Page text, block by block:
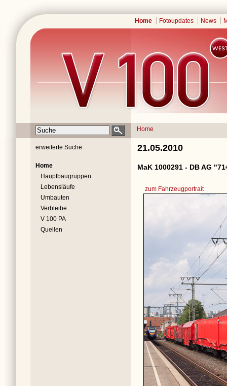
Home Fotoupdates News
Home
erweiterte Suche
Home
Hauptbaugruppen
Lebensläufe
Umbauten
Verbleibe
V 100 PA
Quellen
21.05.2010
MaK 1000291 - DB AG
zum Fahrzeugportrait